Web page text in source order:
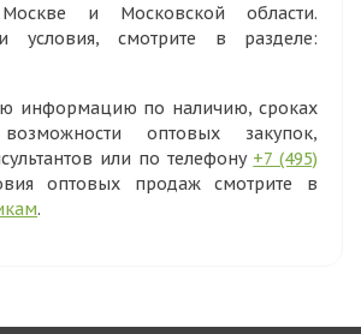
и Московской области.
условия, смотрите в разделе:
информацию по наличию, сроках
оптовых закупок,
или по телефону +7 (495)
оптовых продаж смотрите в
.